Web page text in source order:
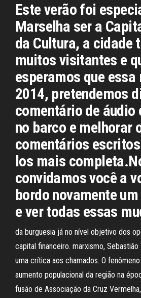
Este verão foi
Marselha ser a
da Cultura, a cidade
muitos visitantes e
esperamos que
2014, pretendemos
comentário de áudio
no barco e melhorar
comentários
los mais
convidamos você a
bordo novamente
e ver todas essas
da burguesia já no nível objetivo dos
capital financeiro. marxismo,
uma crítica aos chamados. O
aumento populacional da região na
fusão de Associação da Cruz